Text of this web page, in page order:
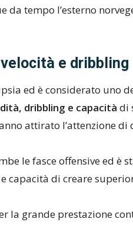
tempo l’esterno
e dribbling
ed è considerato uno
dribbling e capacità di
attirato l’attenzione di
le fasce offensive ed è
capacità di creare
la grande prestazione